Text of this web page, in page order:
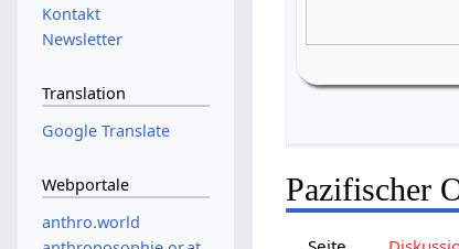
Pazifischer
Kontakt
Newsletter
Translation
Google Translate
Webportale
anthro.world